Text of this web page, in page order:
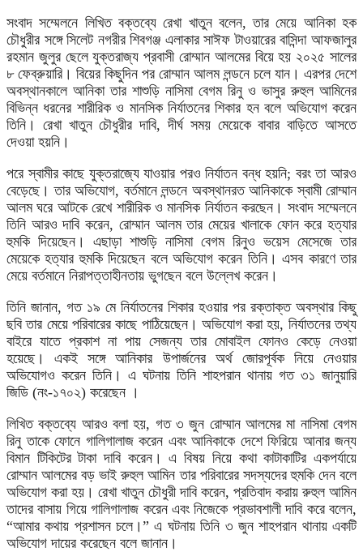
সংবাদ সম্মেলনে লিখিত বক্তব্যে রেখা খাতুন বলেন, তার মেয়ে আনিকা হক
চৌধুরীর সঙ্গে সিলেট নগরীর শিবগঞ্জ এলাকার সাঈফ টাওয়ারের বাসিন্দা আফজালুর
রহমান জুলুর ছেলে যুক্তরাজ্য প্রবাসী রোম্মান আলমের বিয়ে হয় ২০২৫ সালের
৮ ফেব্রুয়ারি। বিয়ের কিছুদিন পর রোম্মান আলম লন্ডনে চলে যান। এরপর দেশে
অবস্থানকালে আনিকা তার শাশুড়ি নাসিমা বেগম রিনু ও ভাসুর রুহুল আমিনের
বিভিন্ন ধরনের শারীরিক ও মানসিক নির্যাতনের শিকার হন বলে অভিযোগ করেন
তিনি। রেখা খাতুন চৌধুরীর দাবি, দীর্ঘ সময় মেয়েকে বাবার বাড়িতে আসতে
দেওয়া হয়নি।
পরে স্বামীর কাছে যুক্তরাজ্যে যাওয়ার পরও নির্যাতন বন্ধ হয়নি; বরং তা আরও
বেড়েছে। তার অভিযোগ, বর্তমানে লন্ডনে অবস্থানরত আনিকাকে স্বামী রোম্মান
আলম ঘরে আটকে রেখে শারীরিক ও মানসিক নির্যাতন করছেন। সংবাদ সম্মেলনে
তিনি আরও দাবি করেন, রোম্মান আলম তার মেয়ের খালাকে ফোন করে হত্যার
হুমকি দিয়েছেন। এছাড়া শাশুড়ি নাসিমা বেগম রিনুও ভয়েস মেসেজে তার
মেয়েকে হত্যার হুমকি দিয়েছেন বলে অভিযোগ করেন তিনি। এসব কারণে তার
মেয়ে বর্তমানে নিরাপত্তাহীনতায় ভুগছেন বলে উল্লেখ করেন।
তিনি জানান, গত ১৯ মে নির্যাতনের শিকার হওয়ার পর রক্তাক্ত অবস্থার কিছু
ছবি তার মেয়ে পরিবারের কাছে পাঠিয়েছেন। অভিযোগ করা হয়, নির্যাতনের তথ্য
বাইরে যাতে প্রকাশ না পায় সেজন্য তার মোবাইল ফোনও কেড়ে নেওয়া
হয়েছে। একই সঙ্গে আনিকার উপার্জনের অর্থ জোরপূর্বক নিয়ে নেওয়ার
অভিযোগও করেন তিনি। এ ঘটনায় তিনি শাহপরান থানায় গত ৩১ জানুয়ারি
জিডি (নং-১৭০২) করেছেন ।
লিখিত বক্তব্যে আরও বলা হয়, গত ৩ জুন রোম্মান আলমের মা নাসিমা বেগম
রিনু তাকে ফোনে গালিগালাজ করেন এবং আনিকাকে দেশে ফিরিয়ে আনার জন্য
বিমান টিকিটের টাকা দাবি করেন। এ বিষয় নিয়ে কথা কাটাকাটির একপর্যায়ে
রোম্মান আলমের বড় ভাই রুহুল আমিন তার পরিবারের সদস্যদের হুমকি দেন বলে
অভিযোগ করা হয়। রেখা খাতুন চৌধুরী দাবি করেন, প্রতিবাদ করায় রুহুল আমিন
তাদের বাসায় গিয়ে গালিগালাজ করেন এবং নিজেকে প্রভাবশালী দাবি করে বলেন,
“আমার কথায় প্রশাসন চলে।” এ ঘটনায় তিনি ৩ জুন শাহপরান থানায় একটি
অভিযোগ দায়ের করেছেন বলে জানান।